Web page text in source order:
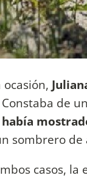
ocasión,
Constaba de
sombrero de
casos,